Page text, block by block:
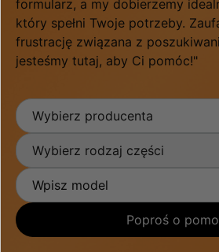
formularz, a my dobierzemy
który spełni Twoje potrzeby.
frustrację związana z
jesteśmy tutaj, aby Ci pomóc!"
Wybierz producenta
Wybierz rodzaj części
Poproś o